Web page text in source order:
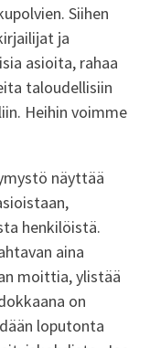
Siihen
ja
asioita, rahaa
taloudellisiin
Heihin voimme
näyttää
henkilöistä.
aina
moittia, ylistää
on
loputonta